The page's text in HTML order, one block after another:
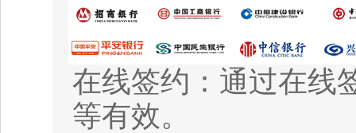
在线签约：通过在线
等有效。